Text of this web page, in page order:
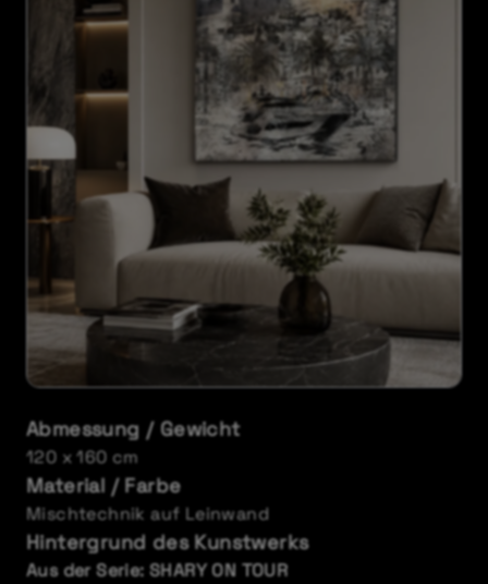
Abmessung / Gewicht
120 x 160 cm
Material / Farbe
Mischtechnik auf Leinwand
Hintergrund des Kunstwerks
Aus der Serie: SHARY ON TOUR